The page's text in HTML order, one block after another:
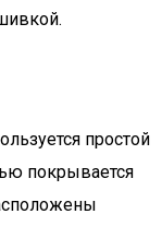
простой
покрывается